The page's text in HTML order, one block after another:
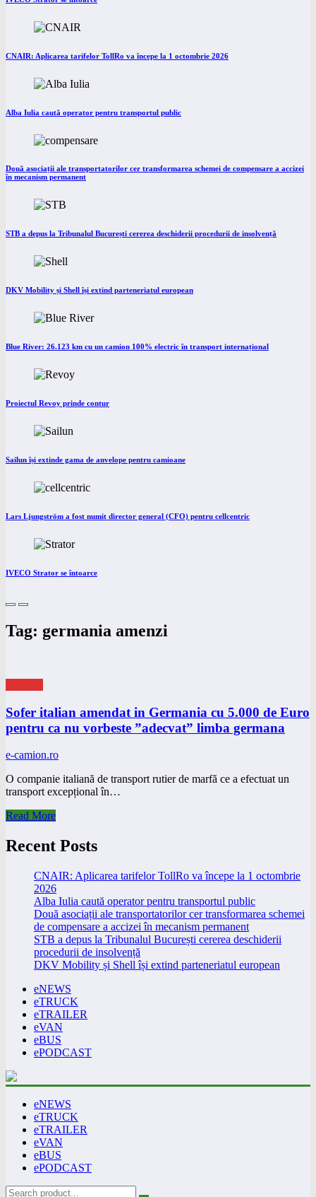
CNAIR: Aplicarea tarifelor TollRo va începe la 1 octombrie 2026
Alba Iulia caută operator pentru transportul public
Două asociații ale transportatorilor cer transformarea schemei de compensare a accizei
în mecanism permanent
STB a depus la Tribunalul București cererea deschiderii procedurii de insolvență
DKV Mobility și Shell își extind parteneriatul european
Blue River: 26.123 km cu un camion 100% electric în transport internațional
Proiectul Revoy prinde contur
Sailun își extinde gama de anvelope pentru camioane
Lars Ljungström a fost numit director general (CFO) pentru cellcentric
IVECO Strator se întoarce
Tag: germania amenzi
Sofer italian amendat in Germania cu 5.000 de Euro
pentru ca nu vorbeste ”adecvat” limba germana
e-camion.ro
O companie italiană de transport rutier de marfă ce a efectuat un
transport excepțional în…
Read More
Recent Posts
CNAIR: Aplicarea tarifelor TollRo va începe la 1 octombrie
2026
Alba Iulia caută operator pentru transportul public
Două asociații ale transportatorilor cer transformarea schemei
de compensare a accizei în mecanism permanent
STB a depus la Tribunalul București cererea deschiderii
procedurii de insolvență
DKV Mobility și Shell își extind parteneriatul european
eNEWS
eTRUCK
eTRAILER
eVAN
eBUS
ePODCAST
eNEWS
eTRUCK
eTRAILER
eVAN
eBUS
ePODCAST